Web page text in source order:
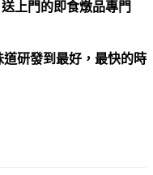
上門的即食燉品專門
研發到最好，最快的時